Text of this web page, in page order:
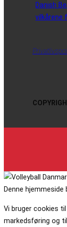
Danish
vilkårene
Denne hjemmeside
Vi bruger cookies
markedsføring og